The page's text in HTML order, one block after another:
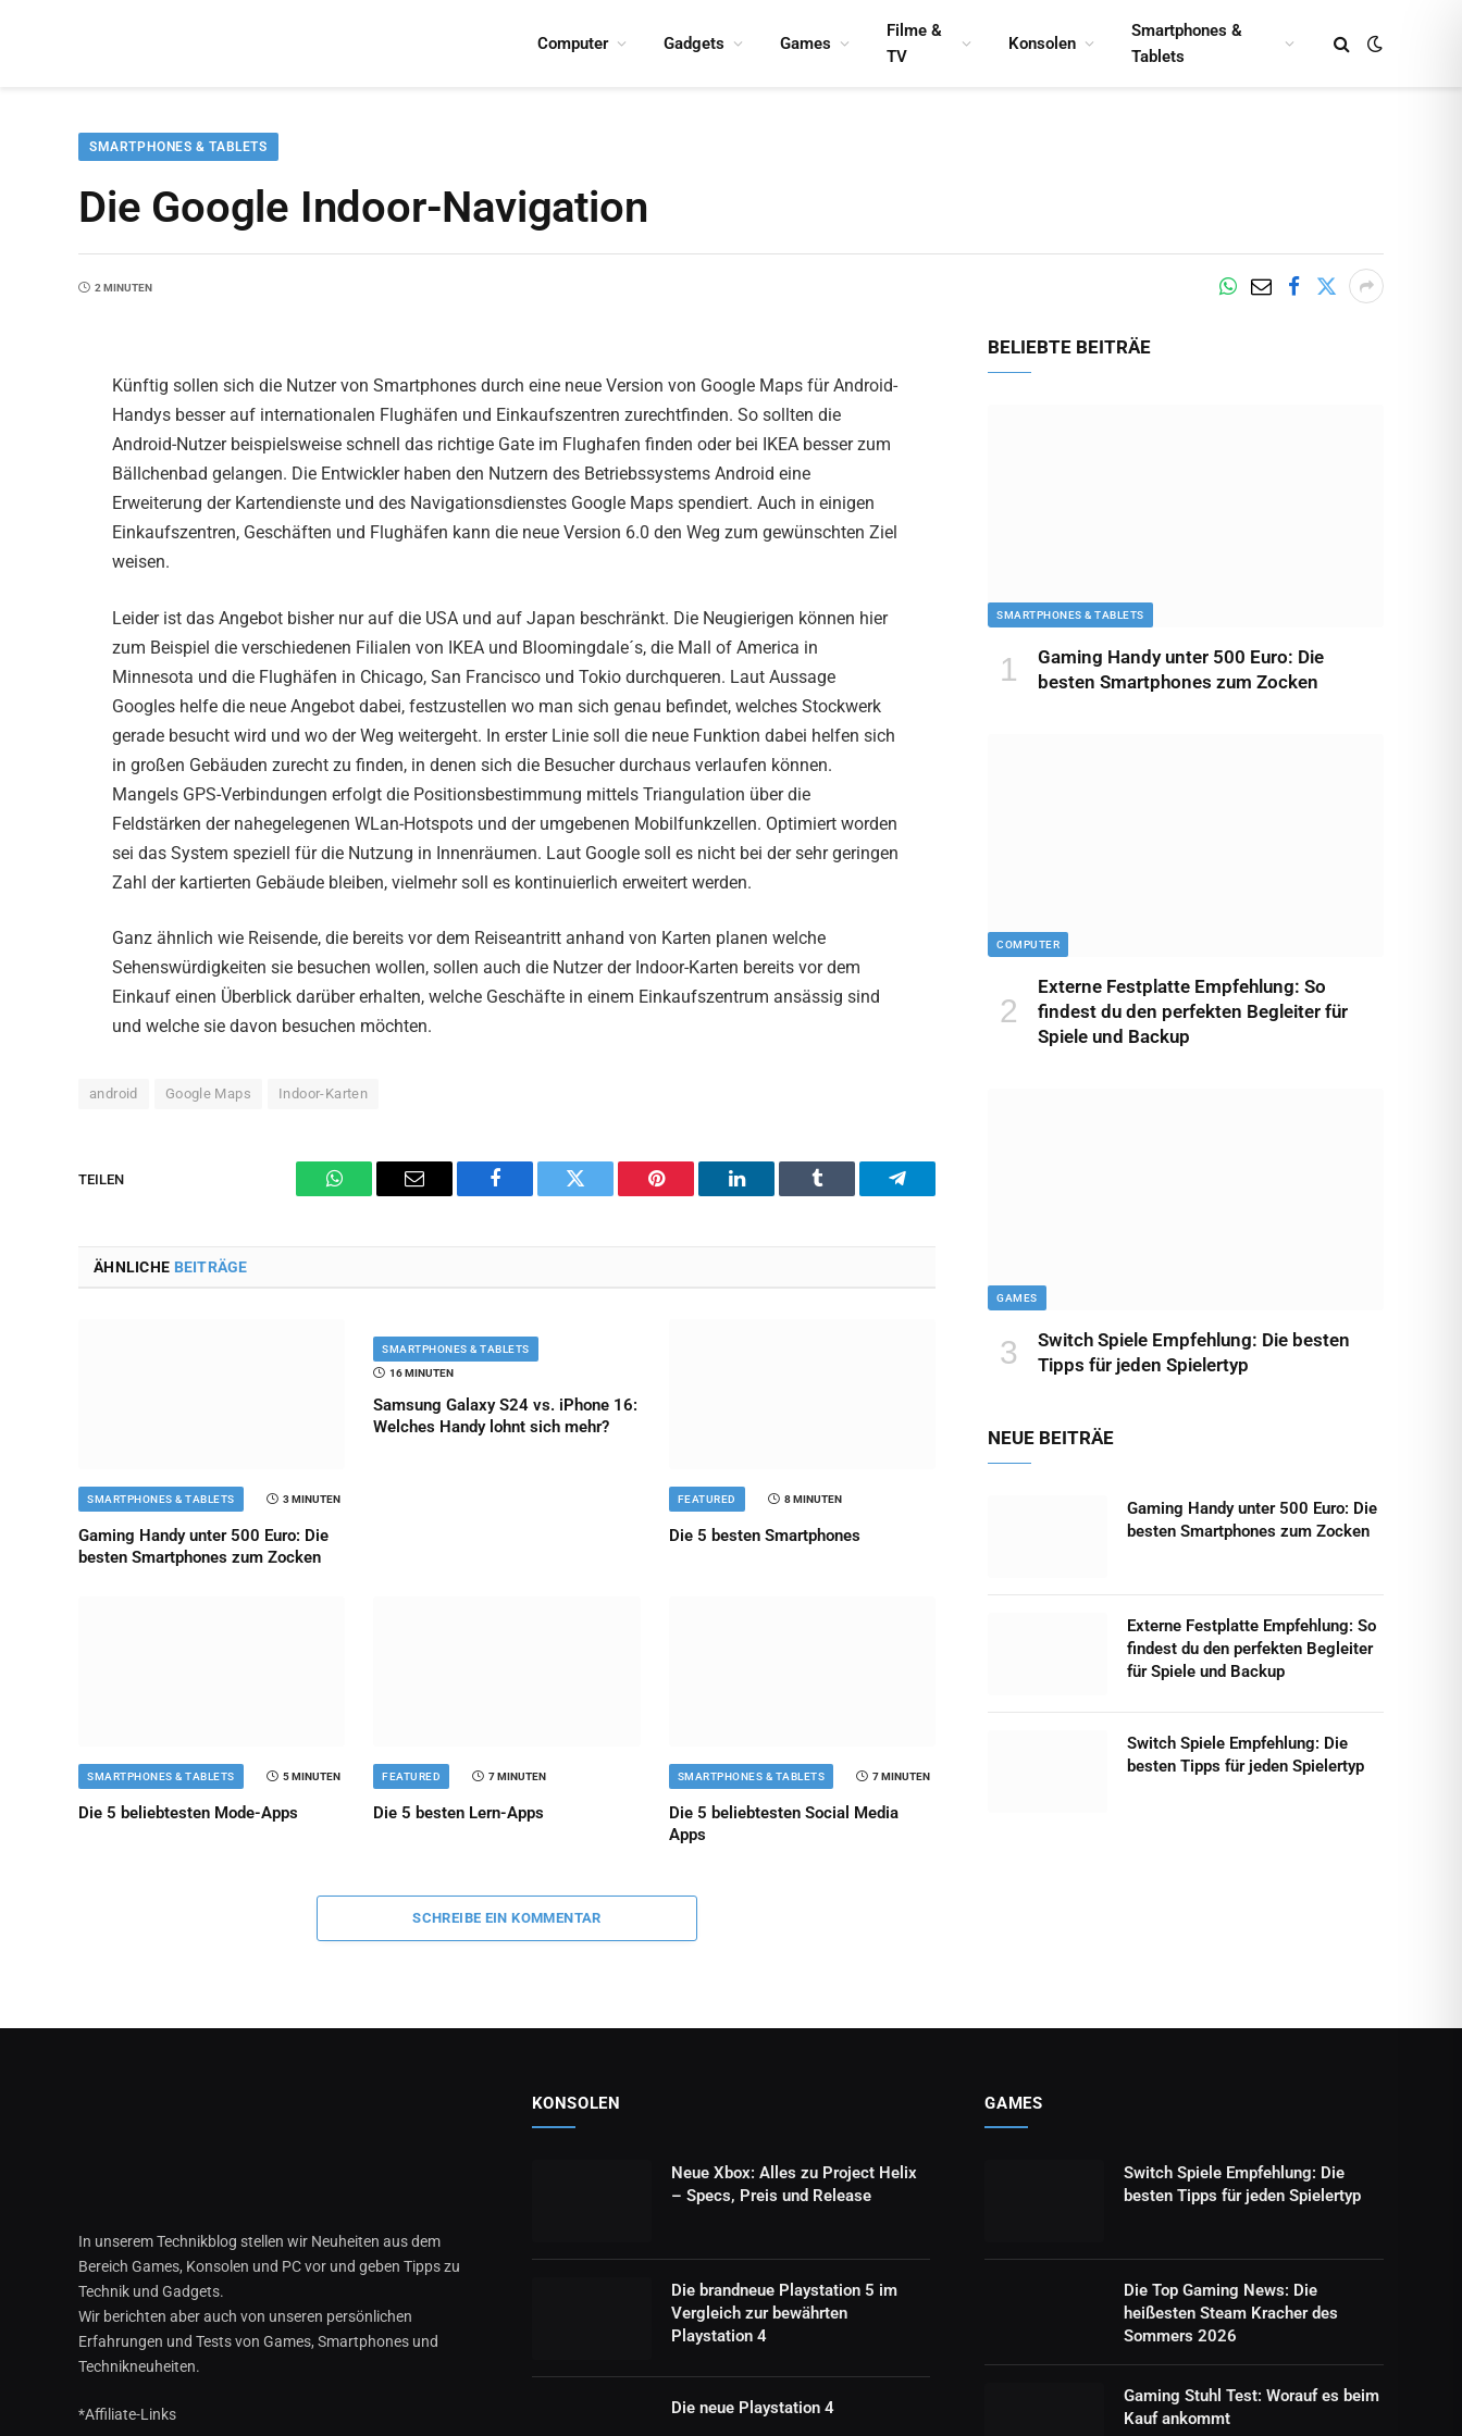
Computer Gadgets Games
Filme &
TV
Konsolen
Smartphones &
Tablets
SMARTPHONES & TABLETS
Die Google Indoor-Navigation
2 MINUTEN
Künftig sollen sich die Nutzer von Smartphones durch eine neue Version von Google Maps für Android-
Handys besser auf internationalen Flughäfen und Einkaufszentren zurechtfinden. So sollten die
Android-Nutzer beispielsweise schnell das richtige Gate im Flughafen finden oder bei IKEA besser zum
Bällchenbad gelangen. Die Entwickler haben den Nutzern des Betriebssystems Android eine
Erweiterung der Kartendienste und des Navigationsdienstes Google Maps spendiert. Auch in einigen
Einkaufszentren, Geschäften und Flughäfen kann die neue Version 6.0 den Weg zum gewünschten Ziel
weisen.
Leider ist das Angebot bisher nur auf die USA und auf Japan beschränkt. Die Neugierigen können hier
zum Beispiel die verschiedenen Filialen von IKEA und Bloomingdale´s, die Mall of America in
Minnesota und die Flughäfen in Chicago, San Francisco und Tokio durchqueren. Laut Aussage
Googles helfe die neue Angebot dabei, festzustellen wo man sich genau befindet, welches Stockwerk
gerade besucht wird und wo der Weg weitergeht. In erster Linie soll die neue Funktion dabei helfen sich
in großen Gebäuden zurecht zu finden, in denen sich die Besucher durchaus verlaufen können.
Mangels GPS-Verbindungen erfolgt die Positionsbestimmung mittels Triangulation über die
Feldstärken der nahegelegenen WLan-Hotspots und der umgebenen Mobilfunkzellen. Optimiert worden
sei das System speziell für die Nutzung in Innenräumen. Laut Google soll es nicht bei der sehr geringen
Zahl der kartierten Gebäude bleiben, vielmehr soll es kontinuierlich erweitert werden.
Ganz ähnlich wie Reisende, die bereits vor dem Reiseantritt anhand von Karten planen welche
Sehenswürdigkeiten sie besuchen wollen, sollen auch die Nutzer der Indoor-Karten bereits vor dem
Einkauf einen Überblick darüber erhalten, welche Geschäfte in einem Einkaufszentrum ansässig sind
und welche sie davon besuchen möchten.
android Google Maps Indoor-Karten
TEILEN
WhatsAppEmail Facebook Twitter Pinterest LinkedIn Tumblr Telegram
ÄHNLICHE BEITRÄGE
SMARTPHONES & TABLETS 3 MINUTEN
Gaming Handy unter 500 Euro: Die
besten Smartphones zum Zocken
SMARTPHONES & TABLETS
16 MINUTEN
Samsung Galaxy S24 vs. iPhone 16:
Welches Handy lohnt sich mehr?
FEATURED 8 MINUTEN
Die 5 besten Smartphones
SMARTPHONES & TABLETS 5 MINUTEN
Die 5 beliebtesten Mode-Apps
FEATURED 7 MINUTEN
Die 5 besten Lern-Apps
SMARTPHONES & TABLETS 7 MINUTEN
Die 5 beliebtesten Social Media
Apps
SCHREIBE EIN KOMMENTAR
BELIEBTE BEITRÄE
SMARTPHONES & TABLETS
Gaming Handy unter 500 Euro: Die
besten Smartphones zum Zocken
COMPUTER
Externe Festplatte Empfehlung: So
findest du den perfekten Begleiter für
Spiele und Backup
GAMES
Switch Spiele Empfehlung: Die besten
Tipps für jeden Spielertyp
NEUE BEITRÄE
Gaming Handy unter 500 Euro: Die
besten Smartphones zum Zocken
Externe Festplatte Empfehlung: So
findest du den perfekten Begleiter
für Spiele und Backup
Switch Spiele Empfehlung: Die
besten Tipps für jeden Spielertyp
In unserem Technikblog stellen wir Neuheiten aus dem
Bereich Games, Konsolen und PC vor und geben Tipps zu
Technik und Gadgets.
Wir berichten aber auch von unseren persönlichen
Erfahrungen und Tests von Games, Smartphones und
Technikneuheiten.
*Affiliate-Links
KONSOLEN
Neue Xbox: Alles zu Project Helix
– Specs, Preis und Release
Die brandneue Playstation 5 im
Vergleich zur bewährten
Playstation 4
Die neue Playstation 4
GAMES
Switch Spiele Empfehlung: Die
besten Tipps für jeden Spielertyp
Die Top Gaming News: Die
heißesten Steam Kracher des
Sommers 2026
Gaming Stuhl Test: Worauf es beim
Kauf ankommt